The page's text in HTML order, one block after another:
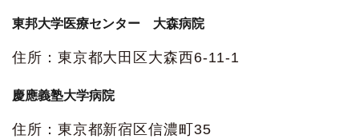
東邦大学医療センター 大森病院
住所：東京都大田区大森西6-11-1
慶應義塾大学病院
住所：東京都新宿区信濃町35